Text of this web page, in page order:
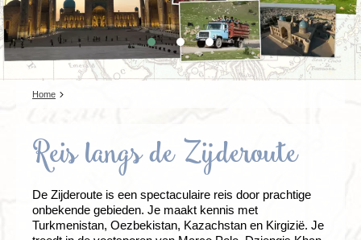
Home
Reis langs de Zijderoute
De Zijderoute is een spectaculaire reis door prachtige
onbekende gebieden. Je maakt kennis met
Turkmenistan, Oezbekistan, Kazachstan en Kirgizië. Je